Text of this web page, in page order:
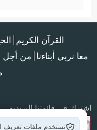
القرآن الكريم
معا نربي أبناءنا من أجل
اشترك في قائمتنا البريدية
نستخدم ملفات تعريف